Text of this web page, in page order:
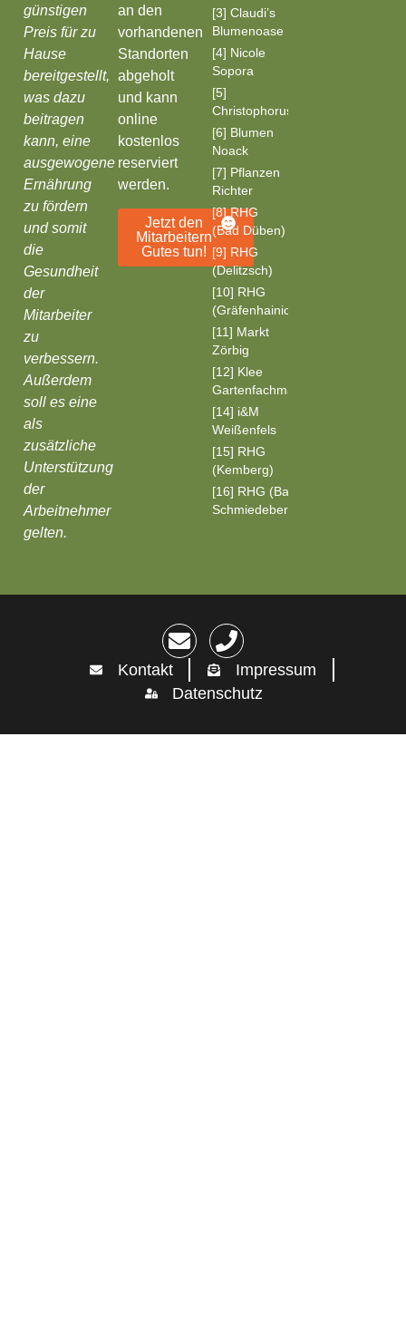
günstigen
Preis für zu
Hause
bereitgestellt,
was dazu
beitragen
kann, eine
ausgewogene
Ernährung
zu fördern
und somit
die
Gesundheit
der
Mitarbeiter
zu
verbessern.
Außerdem
soll es eine
als
zusätzliche
Unterstützung
der
Arbeitnehmer
gelten.
an den
vorhandenen
Standorten
abgeholt
und kann
online
kostenlos
reserviert
werden.
Jetzt den
Mitarbeitern
Gutes tun!
[3] Claudi’s
Blumenoase
[4] Nicole
Sopora
[5]
Christophorushaus
[6] Blumen
Noack
[7] Pflanzen
Richter
[8] RHG
(Bad Düben)
[9] RHG
(Delitzsch)
[10] RHG
(Gräfenhainichen)
[11] Markt
Zörbig
[12] Klee
Gartenfachmarkt
[14] i&M
Weißenfels
[15] RHG
(Kemberg)
[16] RHG (Bad
Schmiedeberg)
Kontakt
Impressum
Datenschutz